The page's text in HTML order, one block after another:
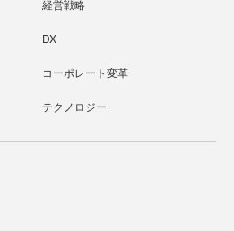
経営戦略
DX
コーポレート変革
テクノロジー